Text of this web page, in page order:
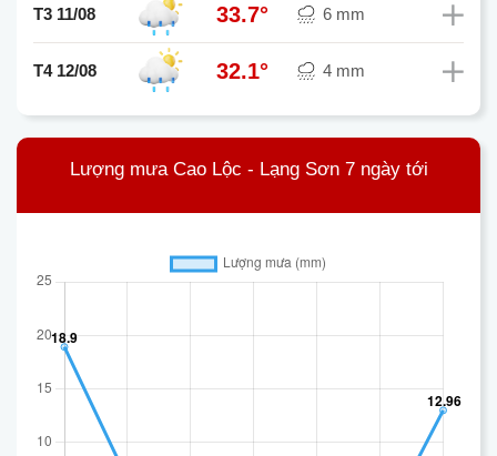
T3 11/08 33.7° 6 mm
T4 12/08 32.1° 4 mm
Lượng mưa Cao Lộc - Lạng Sơn 7 ngày tới